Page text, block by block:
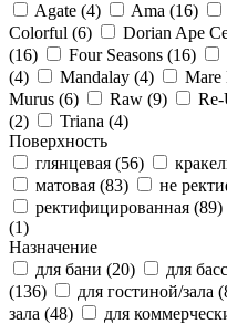
Agate (4) Ama (16)
Colorful (6) Dorian Ape
(16)
Four Seasons (16)
(4)
Mandalay (4) Mare
Murus (6) Raw (9) Re-
(2)
Triana (4)
Поверхность
глянцевая (56)
матовая (83) не
ректифицированная (89)
(1)
Назначение
для бани (20) для
(136)
для гостиной/зала
зала (48) для